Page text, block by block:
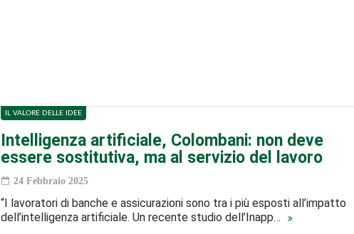
IL VALORE DELLE IDEE
Intelligenza artificiale, Colombani: non deve
essere sostitutiva, ma al servizio del lavoro
24 Febbraio 2025
“I lavoratori di banche e assicurazioni sono tra i più esposti all’impatto
dell’intelligenza artificiale. Un recente studio dell’Inapp…